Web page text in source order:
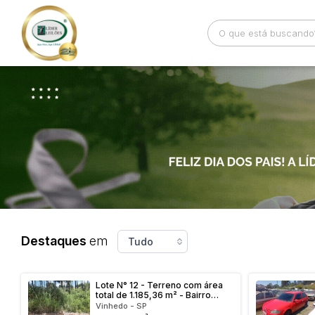
Busca por palavra-chave Categoria
Bairro Comitente
Destaques em
Lote N° 12 - Terreno com área
total de 1.185,36 m² - Bairro
Observatório
Vinhedo - SP